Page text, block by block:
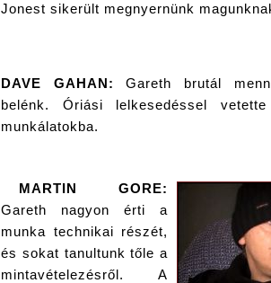
Jonest sikerült megnyernünk
DAVE GAHAN: Gareth brutál
belénk. Óriási lelkesedéssel
munkálatokba.
MARTIN GORE:
Gareth nagyon érti a
munka technikai részét,
és sokat tanultunk tőle a
mintavételezésről. A